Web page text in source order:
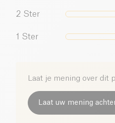
2 Ster
1 Ster
Laat je mening over dit
Laat uw mening